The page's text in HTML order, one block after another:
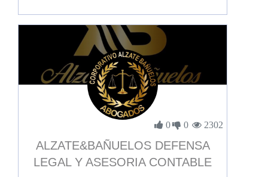
0 0 2302
ALZATE&BAÑUELOS DEFENSA
LEGAL Y ASESORIA CONTABLE